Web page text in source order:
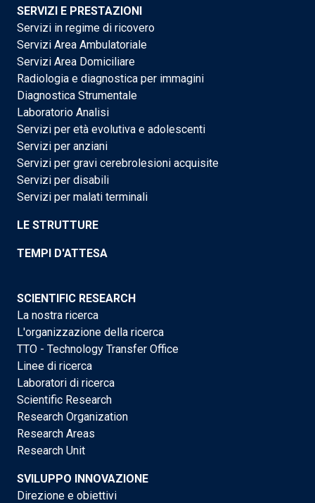
SERVIZI E PRESTAZIONI
Servizi in regime di ricovero
Servizi Area Ambulatoriale
Servizi Area Domiciliare
Radiologia e diagnostica per immagini
Diagnostica Strumentale
Laboratorio Analisi
Servizi per età evolutiva e adolescenti
Servizi per anziani
Servizi per gravi cerebrolesioni acquisite
Servizi per disabili
Servizi per malati terminali
LE STRUTTURE
TEMPI D'ATTESA
SCIENTIFIC RESEARCH
La nostra ricerca
L'organizzazione della ricerca
TTO - Technology Transfer Office
Linee di ricerca
Laboratori di ricerca
Scientific Research
Research Organization
Research Areas
Research Unit
SVILUPPO INNOVAZIONE
Direzione e obiettivi